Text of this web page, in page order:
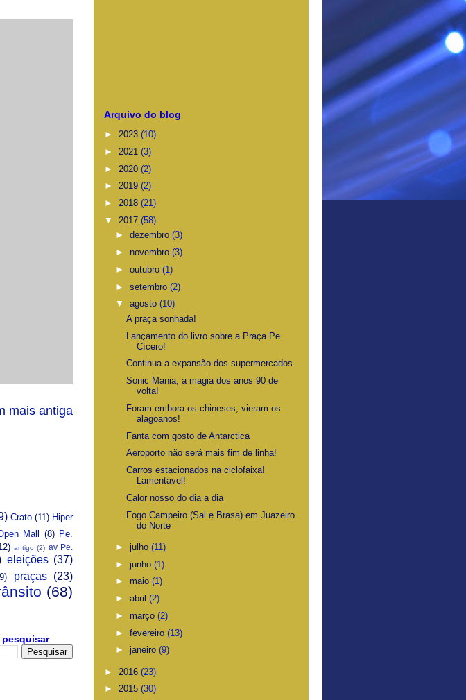
mais antiga
Crato (11) Hiper
Mall (8) Pe.
antigo (2) av Pe.
eleições (37)
praças
(23)
(68)
pesquisar
Arquivo do blog
► 2023 (10)
► 2021 (3)
► 2020 (2)
► 2019 (2)
► 2018 (21)
▼ 2017 (58)
► dezembro (3)
► novembro (3)
► outubro (1)
► setembro (2)
▼ agosto (10)
A praça sonhada!
Lançamento do livro sobre a Praça Pe
Cícero!
Continua a expansão dos supermercados
Sonic Mania, a magia dos anos 90 de
volta!
Foram embora os chineses, vieram os
alagoanos!
Fanta com gosto de Antarctica
Aeroporto não será mais fim de linha!
Carros estacionados na ciclofaixa!
Lamentável!
Calor nosso do dia a dia
Fogo Campeiro (Sal e Brasa) em Juazeiro
do Norte
► julho (11)
► junho (1)
► maio (1)
► abril (2)
► março (2)
► fevereiro (13)
► janeiro (9)
► 2016 (23)
► 2015 (30)